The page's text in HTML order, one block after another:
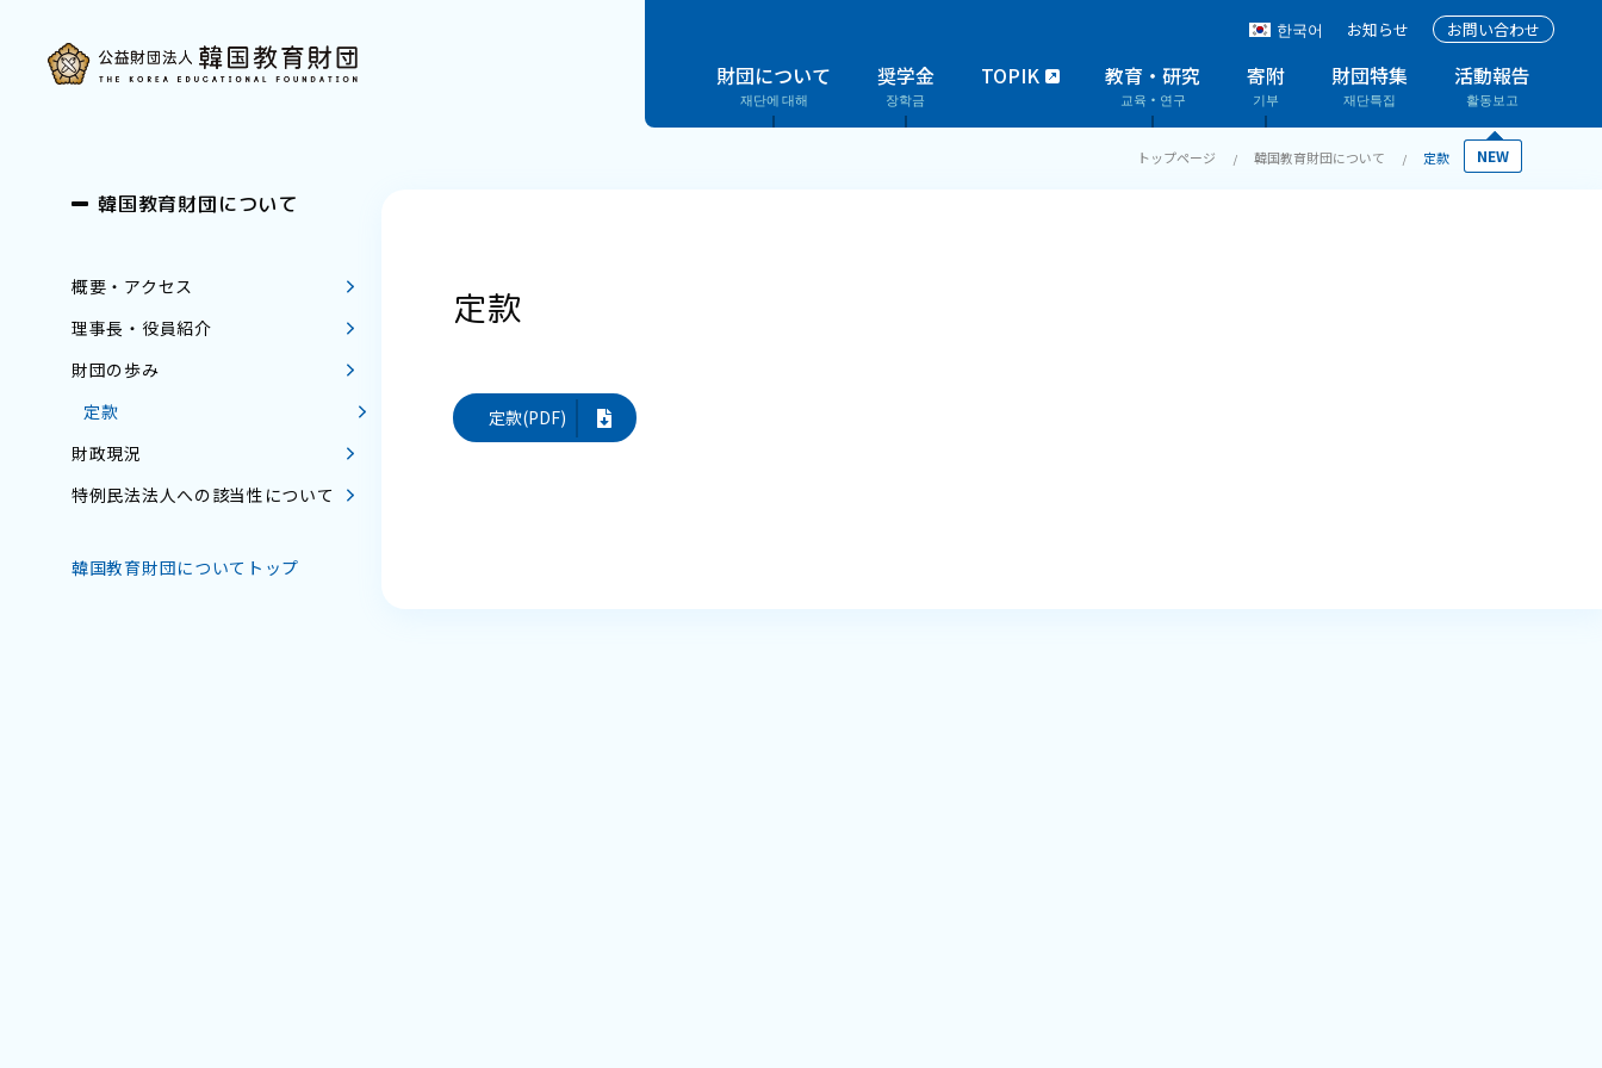
한국어 お知らせ お問い合わせ
財団について
재단에 대해
奨学金
장학금
TOPIK 教育・研究
교육・연구
寄附
기부
財団特集
재단특집
活動報告
활동보고
NEW
NEW
トップページ 韓国教育財団について 定款
韓国教育財団について
概要・アクセス
理事長・役員紹介
財団の歩み
定款
財政現況
特例民法法人への該当性について
韓国教育財団についてトップ
定款
定款(PDF)